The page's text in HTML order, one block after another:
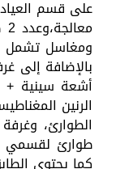
ومغاسل تشمل
الرنين
طوارئ لقسمي